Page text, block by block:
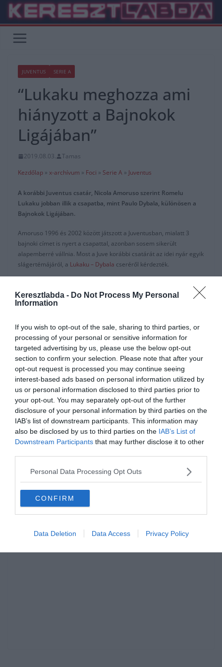
Keresztlabda - Do Not Process My Personal
Information
If you wish to opt-out of the sale, sharing to third parties, or
processing of your personal or sensitive information for
targeted advertising by us, please use the below opt-out
section to confirm your selection. Please note that after your
opt-out request is processed you may continue seeing
interest-based ads based on personal information utilized by
us or personal information disclosed to third parties prior to
your opt-out. You may separately opt-out of the further
disclosure of your personal information by third parties on the
IAB’s list of downstream participants. This information may
also be disclosed by us to third parties on the IAB’s List of
Downstream Participants that may further disclose it to other
Personal Data Processing Opt Outs
CONFIRM
Data Deletion Data Access Privacy Policy
Skip
content
JUVENTUS SERIE A
“Lukaku meghozza ami
hiányzott a Bajnokok
Ligájában”
2019.08.03.
Tamas
Kezdőlap » x-archívum » Foci » Serie A » Juventus
A korábbi Juventus csatár, Nicola Amoruso szerint Romelu
Lukaku jobban illik a csapatba, mint Paulo Dybala, különösen a
Bajnokok Ligájában.
Amoruso 1996 és 2002 között játszott a Juventusban, mialatt 3
bajnoki címet is nyert a csapattal, azonban sosem sikerült
alapemberré vállnia. Most a Juve korábbi csatárát az idei nyár egyik
slágertémájáról, a Lukaku – Dybala cseréről kérdezték.
Európában.” – nyilatkozta Amoruso az Il Bianconero-nak.
együttműködni Ronaldoval, így a portugál kihasználhatja a
gyorsaságát és az erőnlétét.”
“Ő egy olyan játékos, aki meghozhatja a különbséget. Ha nem
lesznek problémái a beilleszkedéssel, akkor sorsdöntő lehet rövid
távon is. Mindezeket figyelembe véve, meghozza azt ami hiányzott
a Bajnokok Ligája mérkőzéseken.”
“Dybala technikásabb, de Lukaku sincsen híján ennek. Sőt ő
kombinálja a jó technikát a megkapó fizikumával.”
“Dybala sokat szenvedett azzal, különösen a Bajnokok Ligájában,
hogy érvényesítse a technikáját, mivel fizikailag gyenge.”
Forrás:Football Italia